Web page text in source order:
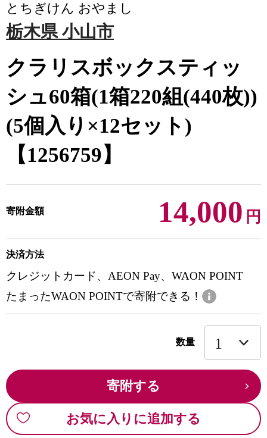
とちぎけん おやまし
栃木県 小山市
クラリスボックスティッ
シュ60箱(1箱220組(440枚))
(5個入り×12セット)
【1256759】
寄附金額 14,000 円
決済方法
クレジットカード、AEON Pay、WAON POINT
たまったWAON POINTで寄附できる！
数量
寄附する
お気に入りに追加する